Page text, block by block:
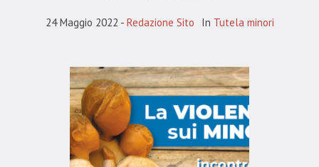
24 Maggio 2022 Redazione Sito In Tutela minori